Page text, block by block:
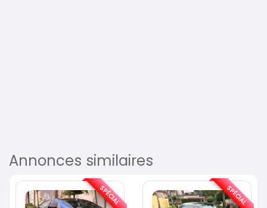
Annonces similaires
SPÉCIAL SPÉCIAL